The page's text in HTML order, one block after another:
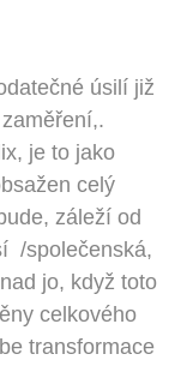
úsilí již
je to jako
celý
záleží od
/společenská,
jo, když toto
celkového
transformace